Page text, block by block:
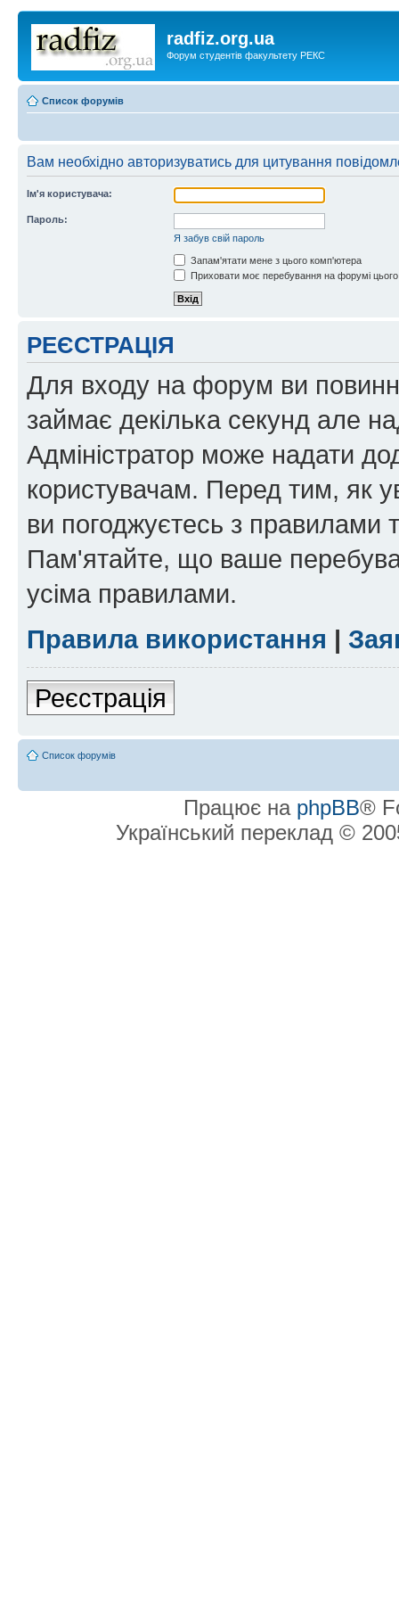
radfiz.org.ua
Форум студентів факультету РЕКС
Список форумів
Вам необхідно авторизуватись для цитування
Ім'я користувача:
Пароль:
Я забув свій пароль
Запам'ятати мене з цього комп'ютера
Приховати моє перебування на форумі
РЕЄСТРАЦІЯ
Для входу на форум ви
займає декілька секунд але
Адміністратор може надати
користувачам. Перед тим, як
ви погоджуєтесь з правилами
Пам'ятайте, що ваше
усіма правилами.
Правила використання |
Реєстрація
Список форумів
Працює на phpBB®
Український переклад ©